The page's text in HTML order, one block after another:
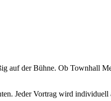
auf der Bühne. Ob Townhall
Jeder Vortrag wird